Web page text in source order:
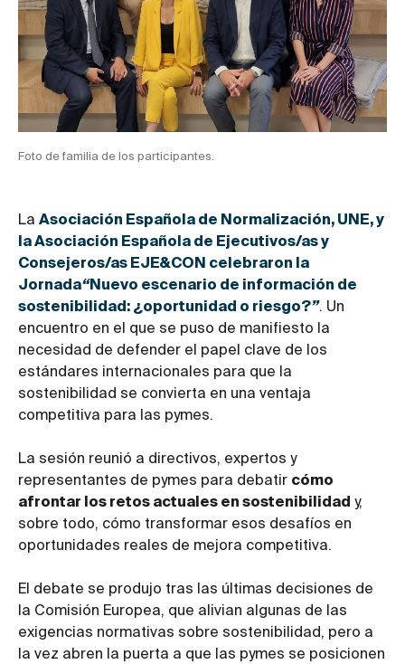
Foto de familia de los participantes.
La Asociación Española de Normalización, UNE, y
la Asociación Española de Ejecutivos/as y
Consejeros/as EJE&CON celebraron la
Jornada“Nuevo escenario de información de
sostenibilidad: ¿oportunidad o riesgo?”. Un
encuentro en el que se puso de manifiesto la
necesidad de defender el papel clave de los
estándares internacionales para que la
sostenibilidad se convierta en una ventaja
competitiva para las pymes.
La sesión reunió a directivos, expertos y
representantes de pymes para debatir cómo
afrontar los retos actuales en sostenibilidad y,
sobre todo, cómo transformar esos desafíos en
oportunidades reales de mejora competitiva.
El debate se produjo tras las últimas decisiones de
la Comisión Europea, que alivian algunas de las
exigencias normativas sobre sostenibilidad, pero a
la vez abren la puerta a que las pymes se posicionen